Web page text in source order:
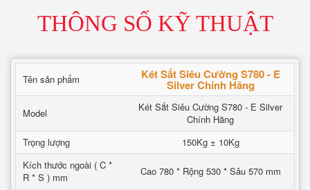
THÔNG SỐ KỸ THUẬT
Tên sản phẩm Két Sắt Siêu Cường S780 - E
Silver Chính Hãng
Model
Két Sắt Siêu Cường S780 - E Silver
Chính Hãng
Trọng lượng
150Kg ± 10Kg
Kích thước ngoài ( C *
R * S ) mm
Cao 780 * Rộng 530 * Sâu 570 mm